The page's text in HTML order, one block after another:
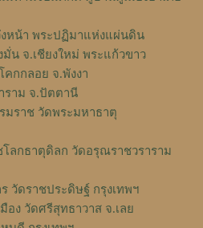
หน้า พระปฏิมาแห่งแผ่นดิน
น จ.เชียงใหม่ พระแก้วขาว
กกลอย จ.พังงา
ราม จ.ปัตตานี
มราช วัดพระมหาธาตุ
ลกธาตุดิลก วัดอรุณราชวราราม
วัดราชประดิษฐ์ กรุงเทพฯ
อง วัดศรีสุทธาวาส จ.เลย